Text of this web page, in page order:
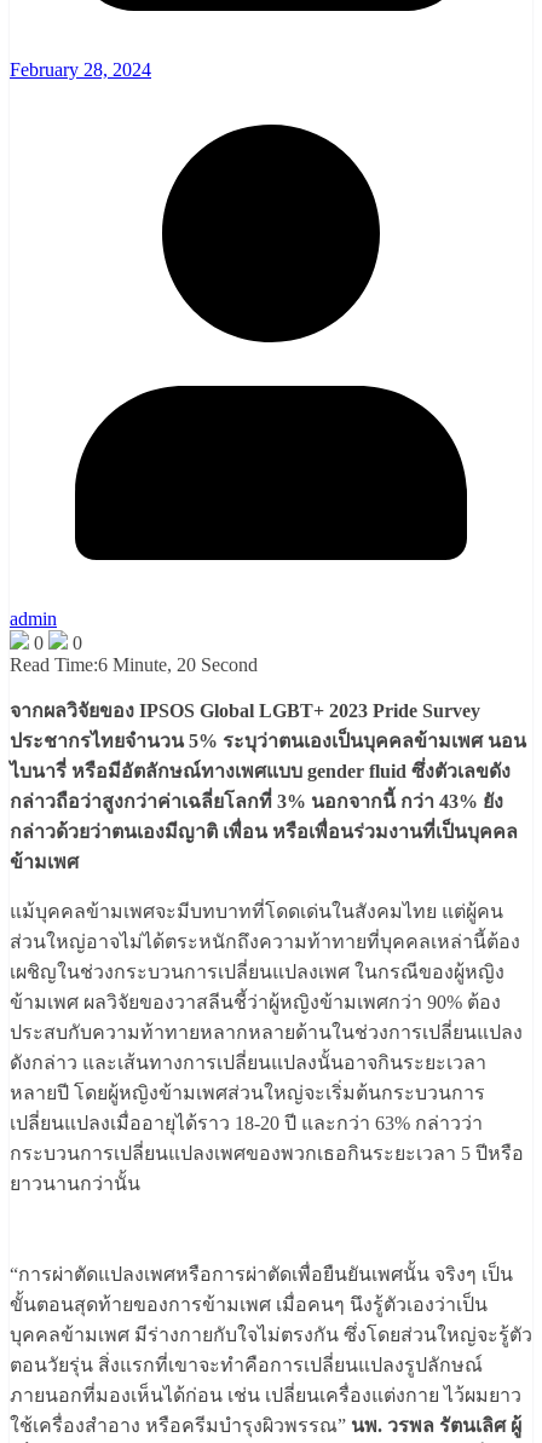
February 28, 2024
admin
0
0
Read Time:6 Minute, 20 Second
จากผลวิจัยของ IPSOS Global LGBT+ 2023 Pride Survey
ประชากรไทยจำนวน 5% ระบุว่าตนเองเป็นบุคคลข้ามเพศ นอน
ไบนารี่ หรือมีอัตลักษณ์ทางเพศแบบ gender fluid ซึ่งตัวเลขดัง
กล่าวถือว่าสูงกว่าค่าเฉลี่ยโลกที่ 3% นอกจากนี้ กว่า 43% ยัง
กล่าวด้วยว่าตนเองมีญาติ เพื่อน หรือเพื่อนร่วมงานที่เป็นบุคคล
ข้ามเพศ
แม้บุคคลข้ามเพศจะมีบทบาทที่โดดเด่นในสังคมไทย แต่ผู้คน
ส่วนใหญ่อาจไม่ได้ตระหนักถึงความท้าทายที่บุคคลเหล่านี้ต้อง
เผชิญในช่วงกระบวนการเปลี่ยนแปลงเพศ ในกรณีของผู้หญิง
ข้ามเพศ ผลวิจัยของวาสลีนชี้ว่าผู้หญิงข้ามเพศกว่า 90% ต้อง
ประสบกับความท้าทายหลากหลายด้านในช่วงการเปลี่ยนแปลง
ดังกล่าว และเส้นทางการเปลี่ยนแปลงนั้นอาจกินระยะเวลา
หลายปี โดยผู้หญิงข้ามเพศส่วนใหญ่จะเริ่มต้นกระบวนการ
เปลี่ยนแปลงเมื่ออายุได้ราว 18-20 ปี และกว่า 63% กล่าวว่า
กระบวนการเปลี่ยนแปลงเพศของพวกเธอกินระยะเวลา 5 ปีหรือ
ยาวนานกว่านั้น
“การผ่าตัดแปลงเพศหรือการผ่าตัดเพื่อยืนยันเพศนั้น จริงๆ เป็น
ขั้นตอนสุดท้ายของการข้ามเพศ เมื่อคนๆ นึงรู้ตัวเองว่าเป็น
บุคคลข้ามเพศ มีร่างกายกับใจไม่ตรงกัน ซึ่งโดยส่วนใหญ่จะรู้ตัว
ตอนวัยรุ่น สิ่งแรกที่เขาจะทำคือการเปลี่ยนแปลงรูปลักษณ์
ภายนอกที่มองเห็นได้ก่อน เช่น เปลี่ยนเครื่องแต่งกาย ไว้ผมยาว
ใช้เครื่องสำอาง หรือครีมบำรุงผิวพรรณ” นพ. วรพล รัตนเลิศ ผู้